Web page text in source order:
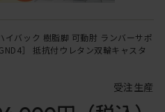
イバック 樹脂脚 可動肘 ランバーサポ
］ 抵抗付ウレタン双輪キャスタ
受注生産